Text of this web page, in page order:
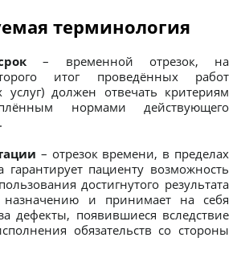
терминология
– временной отрезок, на
итог проведённых работ
услуг) должен отвечать критериям
нормами действующего
– отрезок времени, в пределах
гарантирует пациенту возможность
достигнутого результата
и принимает на себя
дефекты, появившиеся вследствие
обязательств со стороны